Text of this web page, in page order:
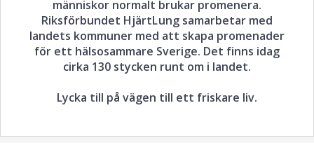
människor normalt brukar promenera.
Riksförbundet HjärtLung samarbetar med
landets kommuner med att skapa promenader
för ett hälsosammare Sverige. Det finns idag
cirka 130 stycken runt om i landet.
Lycka till på vägen till ett friskare liv.